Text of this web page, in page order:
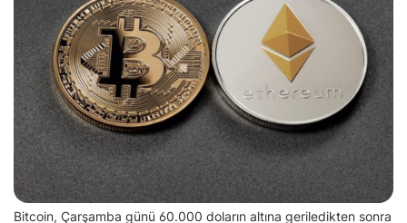
Bitcoin, Çarşamba günü 60.000 doların altına geriledikten sonra